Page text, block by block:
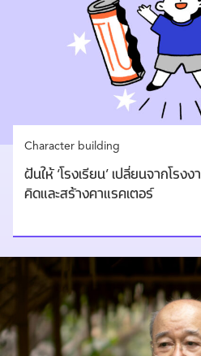
Character building
ฝันให้ ‘โรงเรียน’ เปลี่ยนจากโรง
คิดและสร้างคาแรคเตอร์